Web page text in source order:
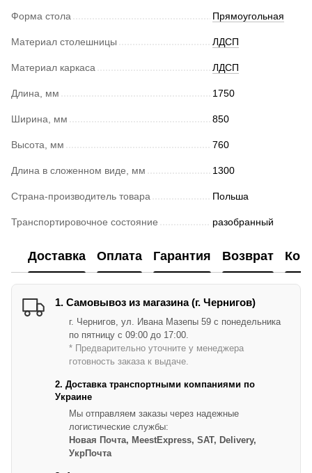
Форма стола Прямоугольная
Материал столешницы ЛДСП
Материал каркаса ЛДСП
Длина, мм 1750
Ширина, мм 850
Высота, мм 760
Длина в сложенном виде, мм 1300
Страна-производитель товара Польша
Транспортировочное состояние разобранный
Доставка Оплата Гарантия Возврат
1. Самовывоз из магазина (г. Чернигов)
г. Чернигов, ул. Ивана Мазепы 59 с понедельника
по пятницу с 09:00 до 17:00.
* Предварительно уточните у менеджера
готовность заказа к выдаче.
2. Доставка транспортными компаниями по
Украине
Мы отправляем заказы через надежные
логистические службы:
Новая Почта, MeestExpress, SAT, Delivery,
УкрПочта